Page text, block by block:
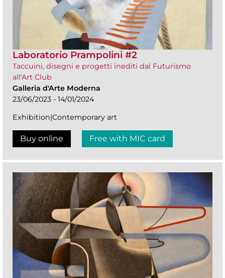
Laboratorio Prampolini #2
Taccuini, disegni e progetti inediti dal Futurismo
all'Art Club
Galleria d'Arte Moderna
23/06/2023 - 14/01/2024
Exhibition|Contemporary art
Buy online Free with MIC card